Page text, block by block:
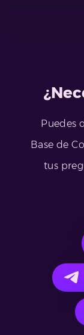
Puedes
Base de
tus